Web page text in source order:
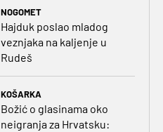
NOGOMET
Hajduk poslao mladog
veznjaka na kaljenje u
Rudeš
KOŠARKA
Božić o glasinama oko
neigranja za Hrvatsku: